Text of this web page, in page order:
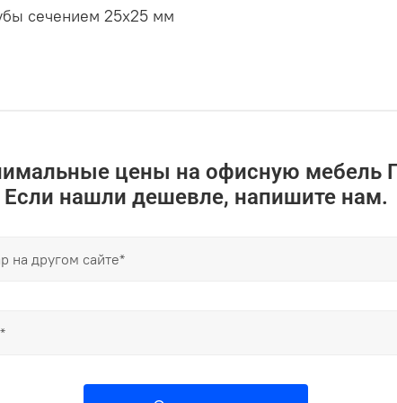
сечением 25х25 мм
цены на офисную мебель
Если нашли дешевле, напишите нам.